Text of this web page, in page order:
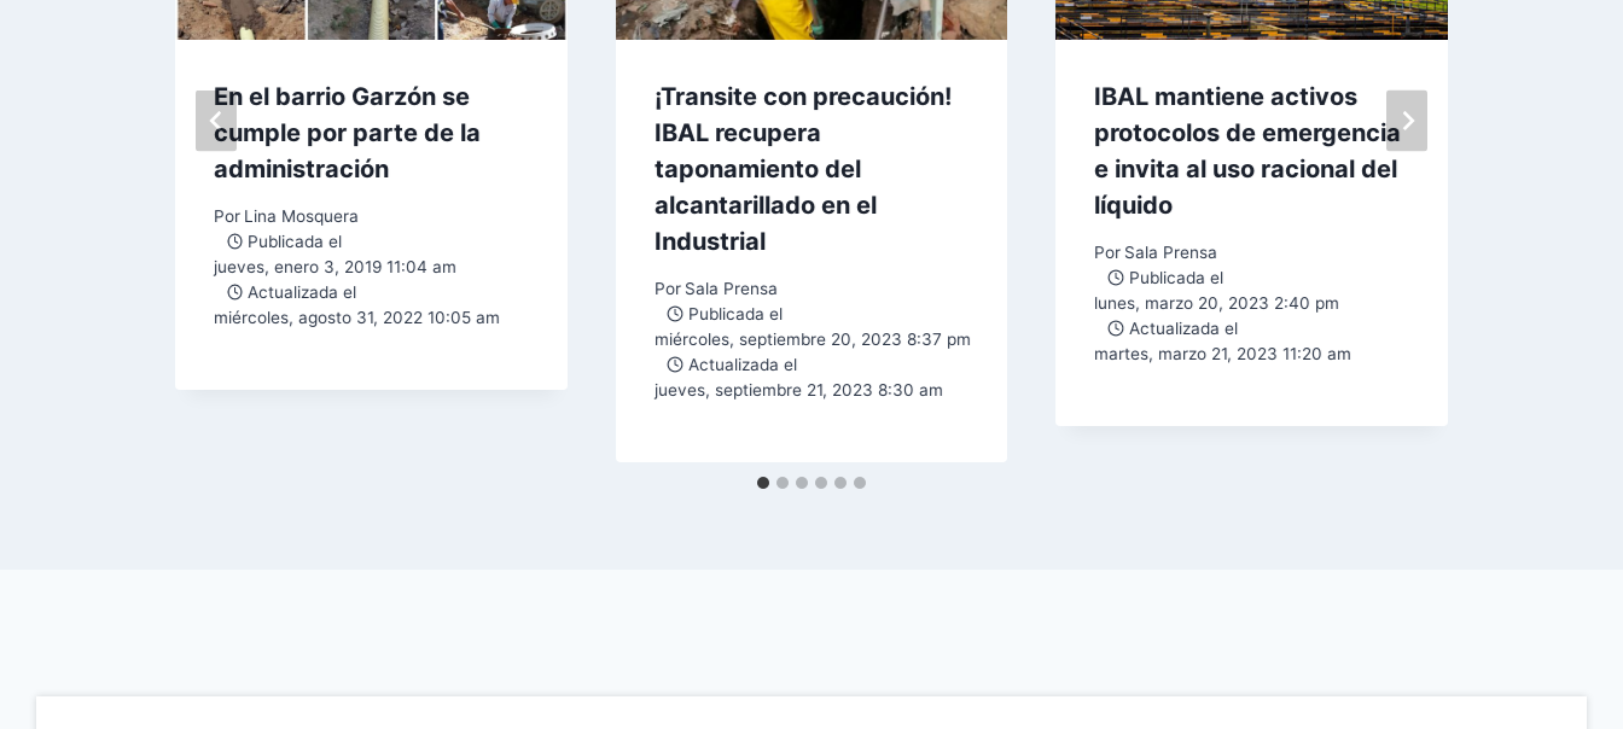
En el barrio Garzón se
cumple por parte de la
administración
Por Lina Mosquera
Publicada el
jueves, enero 3, 2019 11:04 am
Actualizada el
miércoles, agosto 31, 2022 10:05 am
¡Transite con precaución!
IBAL recupera
taponamiento del
alcantarillado en el
Industrial
Por Sala Prensa
Publicada el
miércoles, septiembre 20, 2023 8:37 pm
Actualizada el
jueves, septiembre 21, 2023 8:30 am
IBAL mantiene activos
protocolos de emergencia
e invita al uso racional del
líquido
Por Sala Prensa
Publicada el
lunes, marzo 20, 2023 2:40 pm
Actualizada el
martes, marzo 21, 2023 11:20 am